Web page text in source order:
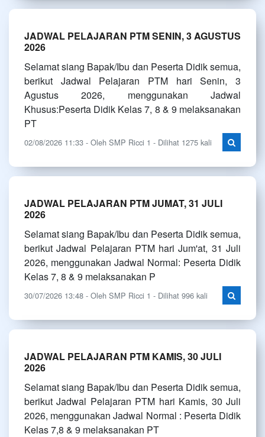
JADWAL PELAJARAN PTM SENIN, 3 AGUSTUS
2026
Selamat siang Bapak/Ibu dan Peserta Didik semua,
berikut Jadwal Pelajaran PTM hari Senin, 3
Agustus 2026, menggunakan Jadwal
Khusus:Peserta Didik Kelas 7, 8 & 9 melaksanakan
PT
02/08/2026 11:33 - Oleh SMP Ricci 1 - Dilihat 1275 kali
JADWAL PELAJARAN PTM JUMAT, 31 JULI
2026
Selamat siang Bapak/Ibu dan Peserta Didik semua,
berikut Jadwal Pelajaran PTM hari Jum'at, 31 Juli
2026, menggunakan Jadwal Normal: Peserta Didik
Kelas 7, 8 & 9 melaksanakan P
30/07/2026 13:48 - Oleh SMP Ricci 1 - Dilihat 996 kali
JADWAL PELAJARAN PTM KAMIS, 30 JULI
2026
Selamat siang Bapak/Ibu dan Peserta Didik semua,
berikut Jadwal Pelajaran PTM hari Kamis, 30 Juli
2026, menggunakan Jadwal Normal : Peserta Didik
Kelas 7,8 & 9 melaksanakan PT